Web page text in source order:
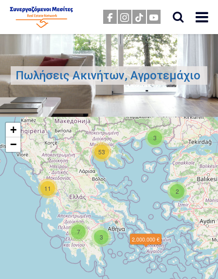
Πωλήσεις Ακινήτων, Αγροτεμάχιο
2
3
7
11
53
3 2.000.000 €
+
−